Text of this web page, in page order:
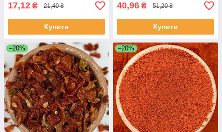
17,12 ₴ 21,40 ₴
Купити
40,96 ₴ 51,20 ₴
Купити
–20% –20%